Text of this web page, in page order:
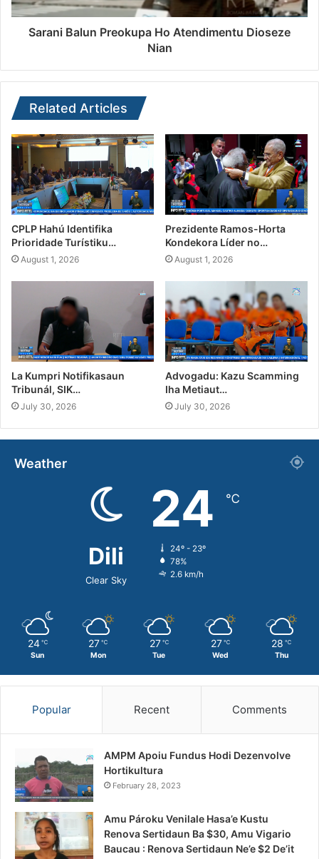
Sarani Balun Preokupa Ho Atendimentu Dioseze
Nian
Related Articles
CPLP Hahú Identifika
Prioridade Turístiku…
August 1, 2026
Prezidente Ramos-Horta
Kondekora Líder no…
August 1, 2026
La Kumpri Notifikasaun
Tribunál, SIK…
July 30, 2026
Advogadu: Kazu Scamming
Iha Metiaut…
July 30, 2026
Weather
Dili
Clear Sky
24 ℃
24º - 23º
78%
2.6 km/h
24 ℃
Sun
27 ℃
Mon
27 ℃
Tue
27 ℃
Wed
28 ℃
Thu
Popular Recent Comments
AMPM Apoiu Fundus Hodi Dezenvolve
Hortikultura
February 28, 2023
Amu Pároku Venilale Hasa’e Kustu
Renova Sertidaun Ba $30, Amu Vigario
Baucau : Renova Sertidaun Ne’e $2 De’it